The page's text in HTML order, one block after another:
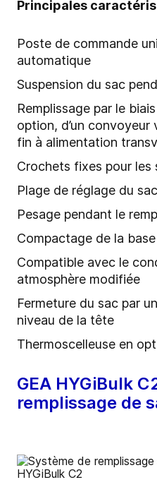
Principales
Poste de commande
automatique
Suspension du sac
Remplissage par le
option, d’un convoyeur
fin à alimentation
Crochets fixes pour les
Plage de réglage du
Pesage pendant le
Compactage de la
Compatible avec le
atmosphère modifiée
Fermeture du sac par
niveau de la tête
Thermoscelleuse en
GEA HYGiBulk
remplissage de